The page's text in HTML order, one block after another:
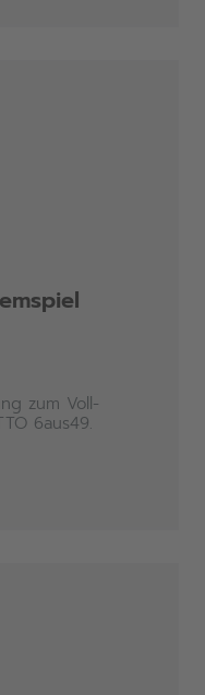
zum Voll-
6aus49.